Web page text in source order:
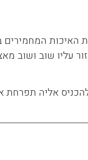
עליו שוב ושוב